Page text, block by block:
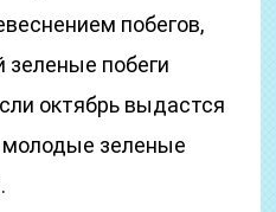
побегов,
зеленые побеги
октябрь выдастся
зеленые